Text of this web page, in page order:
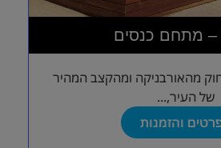
– מתחם כנסים
מהאורבניקה ומהקצב המהיר
של העיר,...
והזמנות